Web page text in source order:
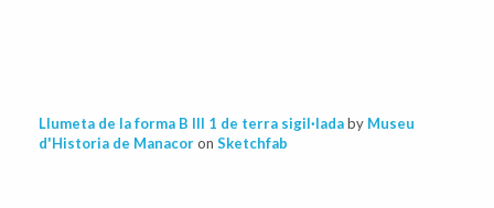
Llumeta de la forma B III 1 de terra sigil·ladaby Museu
d'Historia de Manacoron Sketchfab